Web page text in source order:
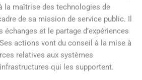
la maîtrise des technologies de
de sa mission de service public. Il
et le partage d’expériences
actions vont du conseil à la mise à
relatives aux systèmes
qui les supportent.